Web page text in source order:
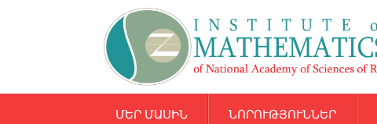
ՄԵՐ ՄԱՍԻՆ ՆՈՐՈՒԹՅՈՒՆՆԵՐ